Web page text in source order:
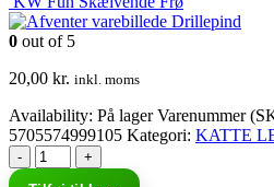
Drillepind
0 out of 5
20,00 kr. inkl. moms
Availability: På lager Varenummer
5705574999105 Kategori: KATTE
-
+